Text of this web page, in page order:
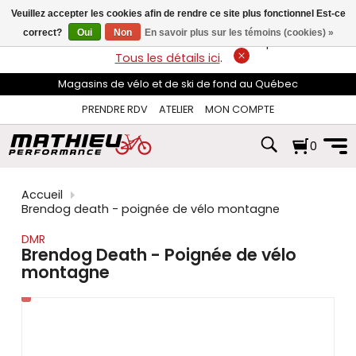
flèches
haut
et
pour
sélectionner
disponible.
Appuyez
pour
accéder
au
de
recherche
sélectionné.
LIVRAISON GRATUITEsur les commandes de plus de 74$*.
Tous les détails ici.
Magasins de vélo et de ski de fond au Québec
PRENDRE RDV
ATELIER MON COMPTE
0
Accueil
Brendog death - poignée de vélo montagne
DMR
Brendog Death - Poignée de vélo
montagne
Veuillez accepter les cookies afin de rendre ce site plus fonctionnel Est-ce
correct?
Oui Non En savoir plus sur les témoins (cookies) »